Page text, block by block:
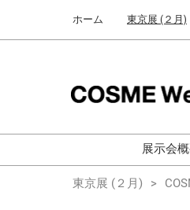
キ
し
て
to
ホーム 東京展 (２月)
展示会
化
東京展 (２月)